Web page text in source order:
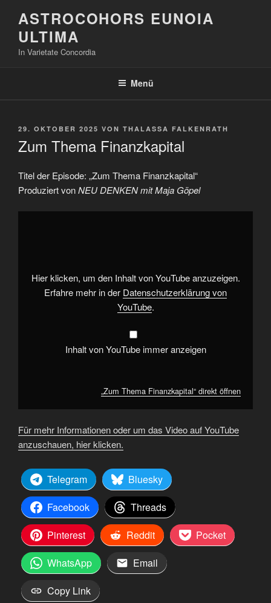
Inhalt
springen
ASTROCOHORS EUNOIA
ULTIMA
In Varietate Concordia
Menü
VERÖFFENTLICHT
29. OKTOBER 2025 VON THALASSA FALKENRATH
Zum Thema Finanzkapital
Titel der Episode: „Zum Thema Finanzkapital“
Produziert vonNEU DENKEN mit Maja Göpel
„Zum
Hier klicken, um den Inhalt von YouTube anzuzeigen.
Erfahre mehr in der Datenschutzerklärung von
YouTube.
Inhalt von YouTube immer anzeigen
„Zum Thema Finanzkapital“ direkt öffnen
Für mehr Informationen oder um das Video auf YouTube
anzuschauen, hier klicken.
Telegram
Bluesky
Facebook
Threads
Pinterest
Reddit
Pocket
WhatsApp
Email
Copy Link